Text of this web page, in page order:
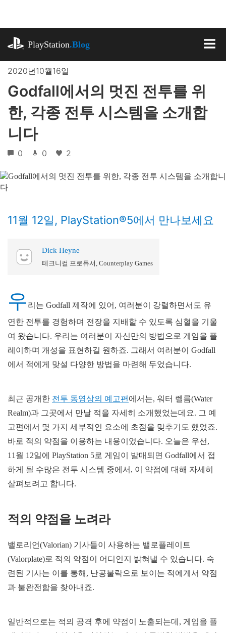
로
뛰
PlayStation.Blog
2020년10월16일
Godfall에서의 멋진 전투를 위
한, 각종 전투 시스템을 소개합
니다
0 0 2
11월 12일, PlayStation®5에서 만나보세요
Dick Heyne
테크니컬 프로듀서, Counterplay Games
우 리는 Godfall 제작에 있어, 여러분이 강렬하면서도 유
연한 전투를 경험하며 전장을 지배할 수 있도록 심혈을 기울
여 왔습니다. 우리는 여러분이 자신만의 방법으로 게임을 플
레이하며 개성을 표현하길 원하죠. 그래서 여러분이 Godfall
에서 적에게 맞설 다양한 방법을 마련해 두었습니다.
최근 공개한 전투 동영상의 예고편 에서는, 워터 렐름(Water
Realm)과 그곳에서 만날 적을 자세히 소개했었는데요. 그 예
고편에서 몇 가지 세부적인 요소에 초점을 맞추기도 했었죠.
바로 적의 약점을 이용하는 내용이었습니다. 오늘은 우선,
11월 12일에 PlayStation 5로 게임이 발매되면 Godfall에서 접
하게 될 수많은 전투 시스템 중에서, 이 약점에 대해 자세히
살펴보려고 합니다.
적의 약점을 노려라
밸로리언(Valorian) 기사들이 사용하는 밸로플레이트
(Valorplate)로 적의 약점이 어디인지 밝혀낼 수 있습니다. 숙
련된 기사는 이를 통해, 난공불락으로 보이는 적에게서 약점
과 불완전함을 찾아내죠.
일반적으로는 적의 공격 후에 약점이 노출되는데, 게임을 플